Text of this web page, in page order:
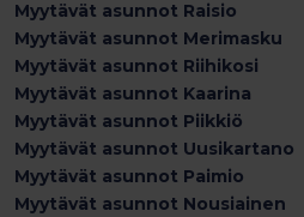
Myytävät asunnot Raisio
Myytävät asunnot Merimasku
Myytävät asunnot Riihikosi
Myytävät asunnot Kaarina
Myytävät asunnot Piikkiö
Myytävät asunnot Uusikartano
Myytävät asunnot Paimio
Myytävät asunnot Nousiainen